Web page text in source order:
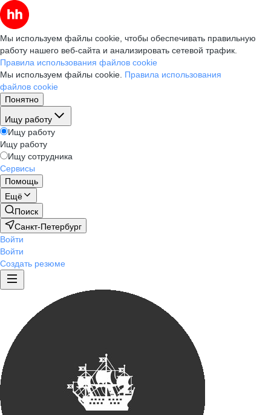
Мы используем файлы cookie, чтобы обеспечивать правильную
работу нашего веб-сайта и анализировать сетевой трафик.
Правила использования файлов cookie
Мы используем файлы cookie. Правила использования
файлов cookie
Понятно
Ищу работу
Ищу работу
Ищу работу
Ищу сотрудника
Сервисы
Помощь
Ещё
Поиск
Санкт-Петербург
Войти
Войти
Создать резюме